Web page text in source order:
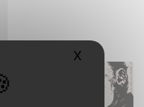
X Masquer